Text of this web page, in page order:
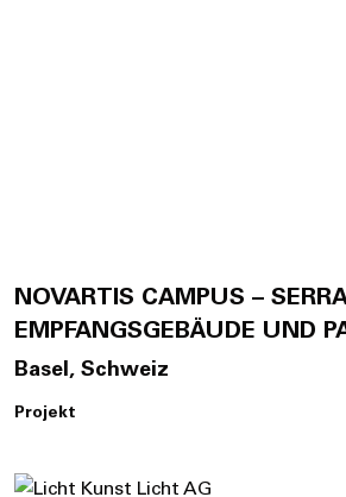
NOVARTIS CAMPUS –
EMPFANGSGEBÄUDE UND
Basel, Schweiz
Projekt